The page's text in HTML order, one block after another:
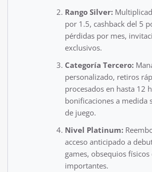
Rango Silver:
por 1.5, cashback del 5
pérdidas por mes,
exclusivos.
Categoría Tercero:
personalizado, retiros
procesados en hasta 12
bonificaciones a medida
de juego.
Nivel Platinum:
acceso anticipado a
games, obsequios físicos
importantes.